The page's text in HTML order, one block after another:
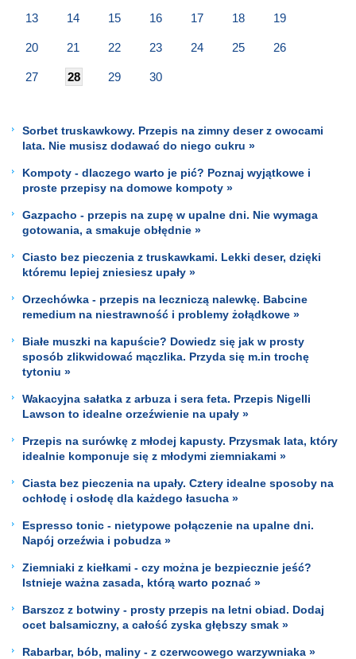
13 14 15 16 17 18 19
20 21 22 23 24 25 26
27 28 29 30
Sorbet truskawkowy. Przepis na zimny deser z owocami
lata. Nie musisz dodawać do niego cukru »
Kompoty - dlaczego warto je pić? Poznaj wyjątkowe i
proste przepisy na domowe kompoty »
Gazpacho - przepis na zupę w upalne dni. Nie wymaga
gotowania, a smakuje obłędnie »
Ciasto bez pieczenia z truskawkami. Lekki deser, dzięki
któremu lepiej zniesiesz upały »
Orzechówka - przepis na leczniczą nalewkę. Babcine
remedium na niestrawność i problemy żołądkowe »
Białe muszki na kapuście? Dowiedz się jak w prosty
sposób zlikwidować mączlika. Przyda się m.in trochę
tytoniu »
Wakacyjna sałatka z arbuza i sera feta. Przepis Nigelli
Lawson to idealne orzeźwienie na upały »
Przepis na surówkę z młodej kapusty. Przysmak lata, który
idealnie komponuje się z młodymi ziemniakami »
Ciasta bez pieczenia na upały. Cztery idealne sposoby na
ochłodę i osłodę dla każdego łasucha »
Espresso tonic - nietypowe połączenie na upalne dni.
Napój orzeźwia i pobudza »
Ziemniaki z kiełkami - czy można je bezpiecznie jeść?
Istnieje ważna zasada, którą warto poznać »
Barszcz z botwiny - prosty przepis na letni obiad. Dodaj
ocet balsamiczny, a całość zyska głębszy smak »
Rabarbar, bób, maliny - z czerwcowego warzywniaka »